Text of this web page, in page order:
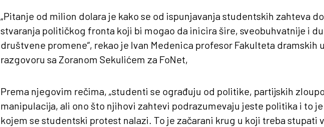
„Pitanje od milion dolara je kako se od ispunjavanja studentskih zahteva
stvaranja političkog fronta koji bi mogao da inicira šire, sveobuhvatnije i
društvene promene“, rekao je Ivan Medenica profesor Fakulteta dramskih
razgovoru sa Zoranom Sekulićem za FoNet,
Prema njegovim rečima, „studenti se ograđuju od politike, partijskih
manipulacija, ali ono što njihovi zahtevi podrazumevaju jeste politika i to
kojem se studentski protest nalazi. To je začarani krug u koji treba stupati